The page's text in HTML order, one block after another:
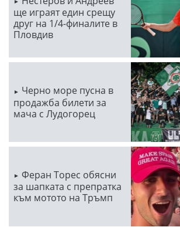
ще играят един срещу
друг на 1/4-финалите в
Пловдив
Черно море пусна в
продажба билети за
мача с Лудогорец
Феран Торес обясни
за шапката с препратка
към мотото на Тръмп